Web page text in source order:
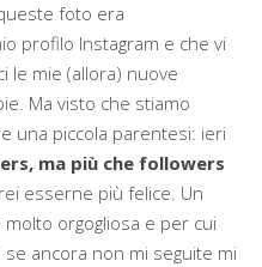
foto era
profilo Instagram e che vi
le mie (allora) nuove
Ma visto che stiamo
una piccola parentesi: ieri
ma più che followers
esserne più felice. Un
orgogliosa e per cui
ancora non mi seguite mi